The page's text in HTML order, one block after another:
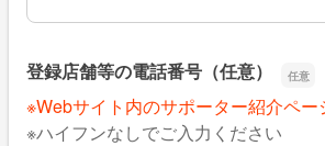
登録店舗等の電話番号（任意）
※Webサイト内のサポーター紹介ペ
※ハイフンなしでご入力ください